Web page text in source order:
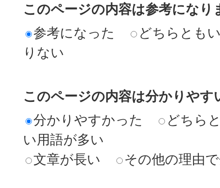
このページの内容は参考になり
参考になった
どちらとも
りない
このページの内容は分かりやす
分かりやすかった
どちら
い用語が多い
文章が長い
その他の理由